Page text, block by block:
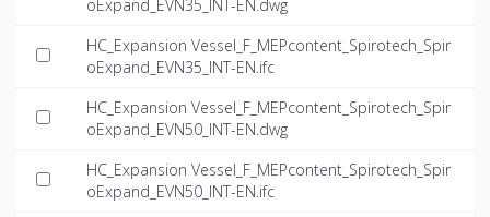
oExpand_EVN35_INT-EN.dwg
HC_Expansion Vessel_F_MEPcontent_Spirotech_Spir
oExpand_EVN35_INT-EN.ifc
HC_Expansion Vessel_F_MEPcontent_Spirotech_Spir
oExpand_EVN50_INT-EN.dwg
HC_Expansion Vessel_F_MEPcontent_Spirotech_Spir
oExpand_EVN50_INT-EN.ifc